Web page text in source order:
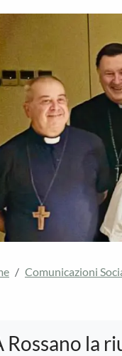
Comunicazioni
Rossano la